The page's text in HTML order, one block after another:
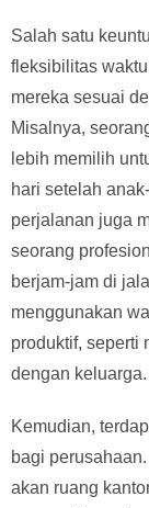
Salah satu
fleksibilitas
mereka sesuai
Misalnya,
lebih memilih
hari setelah
perjalanan juga
seorang
berjam-jam di
menggunakan
produktif, seperti
dengan keluarga.
Kemudian,
bagi
akan ruang